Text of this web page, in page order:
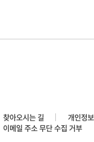
찾아오시는 길 개인정
이메일 주소 무단 수집 거부